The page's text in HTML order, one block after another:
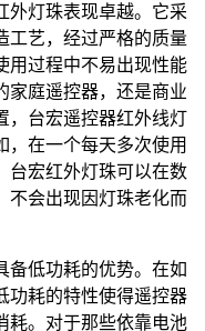
外灯珠表现卓越。它采
工艺，经过严格的质量
用过程中不易出现性能
家庭遥控器，还是商业
，台宏遥控器红外线灯
，在一个每天多次使用
台宏红外灯珠可以在数
不会出现因灯珠老化而
备低功耗的优势。在如
功耗的特性使得遥控器
耗。对于那些依靠电池